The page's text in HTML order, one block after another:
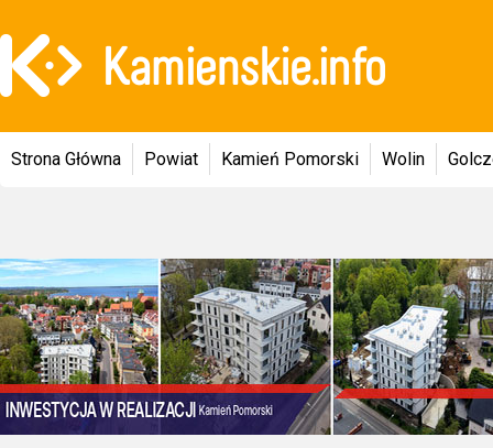
Strona Główna Powiat Kamień Pomorski Wolin